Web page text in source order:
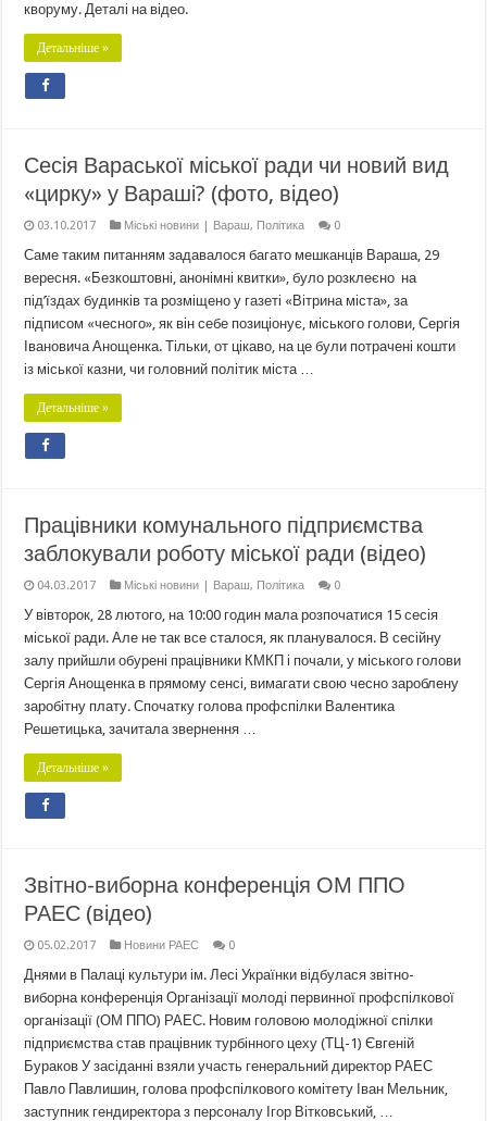
кворуму. Деталі на відео.
Детальніше »
Сесія Вараської міської ради чи новий вид
«цирку» у Вараші? (фото, відео)
03.10.2017 Міські новини | Вараш, Політика 0
Саме таким питанням задавалося багато мешканців Вараша, 29
вересня. «Безкоштовні, анонімні квитки», було розклеєно на
під’їздах будинків та розміщено у газеті «Вітрина міста», за
підписом «чесного», як він себе позиціонує, міського голови, Сергія
Івановича Анощенка. Тільки, от цікаво, на це були потрачені кошти
із міської казни, чи головний політик міста …
Детальніше »
Працівники комунального підприємства
заблокували роботу міської ради (відео)
04.03.2017 Міські новини | Вараш, Політика 0
У вівторок, 28 лютого, на 10:00 годин мала розпочатися 15 сесія
міської ради. Але не так все сталося, як планувалося. В сесійну
залу прийшли обурені працівники КМКП і почали, у міського голови
Сергія Анощенка в прямому сенсі, вимагати свою чесно зароблену
заробітну плату. Спочатку голова профспілки Валентика
Решетицька, зачитала звернення …
Детальніше »
Звітно-виборна конференція ОМ ППО
РАЕС (відео)
05.02.2017 Новини РАЕС 0
Днями в Палаці культури ім. Лесі Українки відбулася звітно-
виборна конференція Організації молоді первинної профспілкової
організації (ОМ ППО) РАЕС. Новим головою молодіжної спілки
підприємства став працівник турбінного цеху (ТЦ-1) Євгеній
Бураков У засіданні взяли участь генеральний директор РАЕС
Павло Павлишин, голова профспілкового комітету Іван Мельник,
заступник гендиректора з персоналу Ігор Вітковський, …